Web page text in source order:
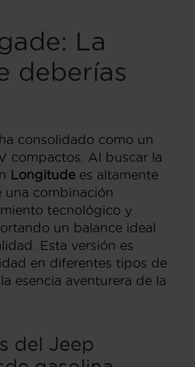
La
deberías
consolidado como un
compactos. Al buscar la
Longitude es altamente
una combinación
tecnológico y
un balance ideal
Esta versión es
en diferentes tipos de
esencia aventurera de la
del Jeep